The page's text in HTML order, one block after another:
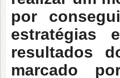
por
estratégias
resultados
marcado